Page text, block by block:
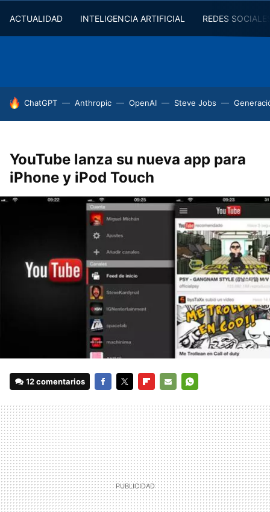
ACTUALIDAD INTELIGENCIA ARTIFICIAL REDES
HOY SE HABLA DE
ChatGPT Anthropic OpenAI Steve Jobs
YouTube lanza su nueva app para
iPhone y iPod Touch
12 comentarios
MAIL